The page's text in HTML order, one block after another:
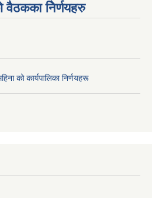
वैठकका निेर्णयहरु
को कार्यपालिका निर्णयहरू